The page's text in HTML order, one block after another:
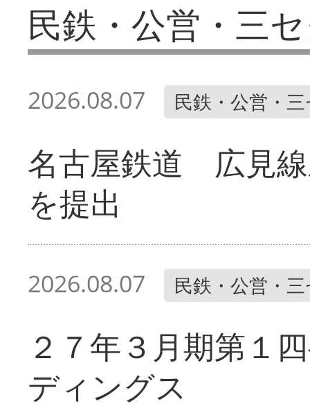
民鉄・公営・三
2026.08.07 民鉄・公営・
名古屋鉄道 広見
を提出
2026.08.07 民鉄・公営・
２７年３月期第１
ディングス